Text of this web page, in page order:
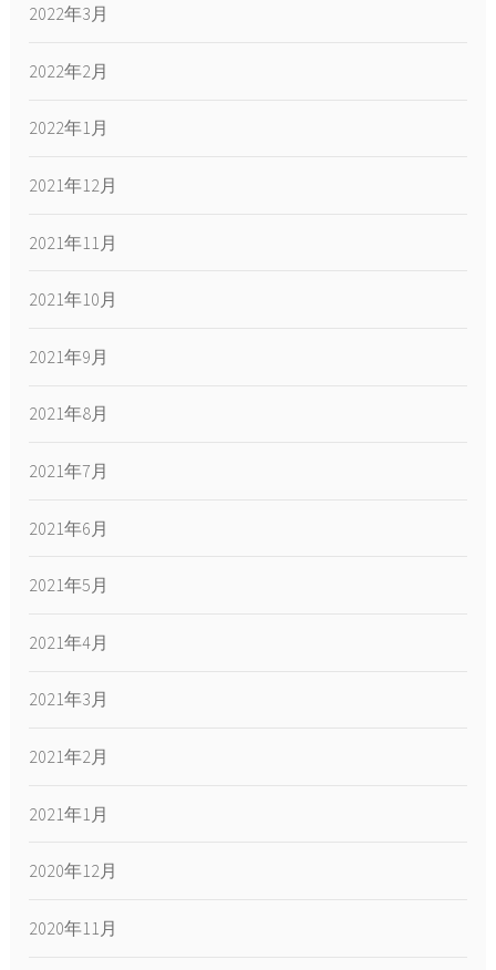
2022年3月
2022年2月
2022年1月
2021年12月
2021年11月
2021年10月
2021年9月
2021年8月
2021年7月
2021年6月
2021年5月
2021年4月
2021年3月
2021年2月
2021年1月
2020年12月
2020年11月